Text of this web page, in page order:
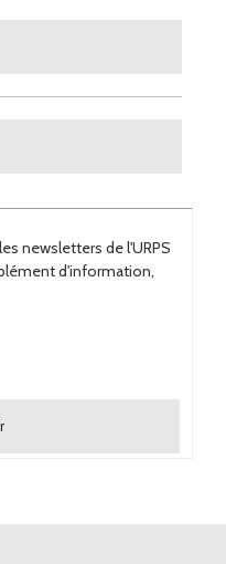
newsletters de l'URPS
d'information,